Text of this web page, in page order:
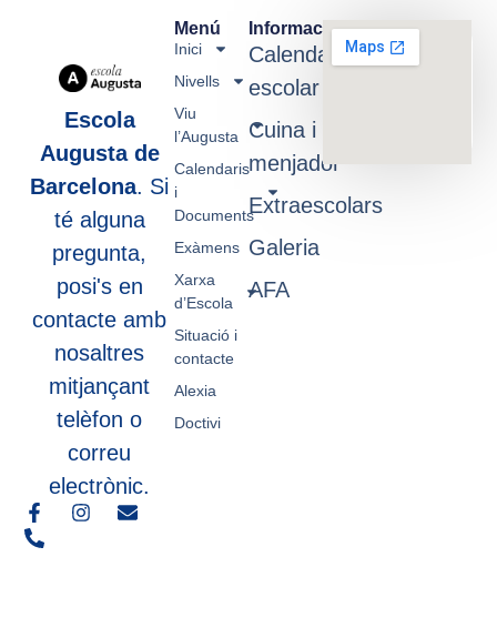
Escola
Augusta de
Barcelona. Si
té alguna
pregunta,
posi's en
contacte amb
nosaltres
mitjançant
telèfon o
correu
electrònic.
Informació
Calendari
escolar
Cuina i
menjador
Extraescolars
Galeria
AFA
Menú
Inici
Nivells
Viu
l’Augusta
Calendaris
i
Documents
Exàmens
Xarxa
d’Escola
Situació i
contacte
Alexia
Doctivi